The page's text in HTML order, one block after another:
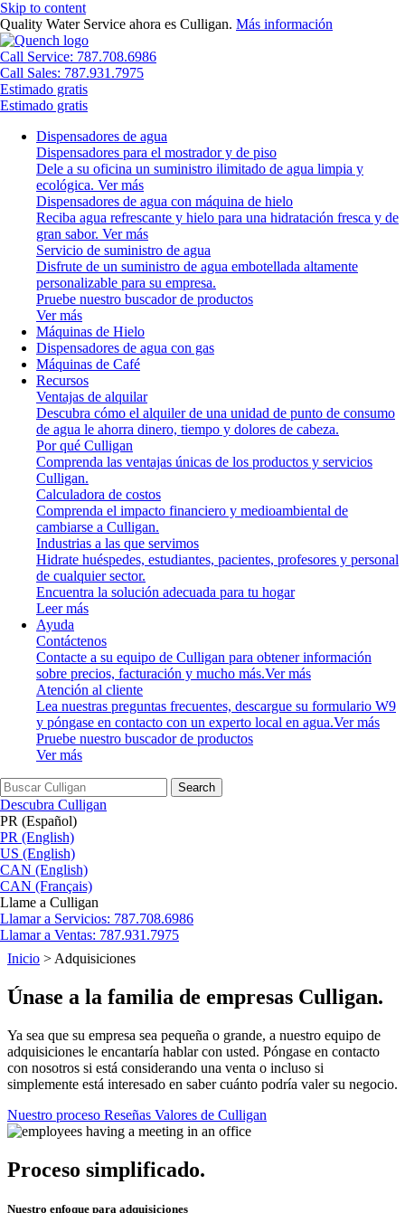
Skip to content
Quality Water Service ahora es Culligan. Más información
Call Service: 787.708.6986
Call Sales: 787.931.7975
Estimado gratis
Estimado gratis
Dispensadores de agua
Dispensadores para el mostrador y de piso
Dele a su oficina un suministro ilimitado de agua limpia y
ecológica. Ver más
Dispensadores de agua con máquina de hielo
Reciba agua refrescante y hielo para una hidratación fresca y de
gran sabor. Ver más
Servicio de suministro de agua
Disfrute de un suministro de agua embotellada altamente
personalizable para su empresa.
Pruebe nuestro buscador de productos
Ver más
Máquinas de Hielo
Dispensadores de agua con gas
Máquinas de Café
Recursos
Ventajas de alquilar
Descubra cómo el alquiler de una unidad de punto de consumo
de agua le ahorra dinero, tiempo y dolores de cabeza.
Por qué Culligan
Comprenda las ventajas únicas de los productos y servicios
Culligan.
Calculadora de costos
Comprenda el impacto financiero y medioambiental de
cambiarse a Culligan.
Industrias a las que servimos
Hidrate huéspedes, estudiantes, pacientes, profesores y personal
de cualquier sector.
Encuentra la solución adecuada para tu hogar
Leer más
Ayuda
Contáctenos
Contacte a su equipo de Culligan para obtener información
sobre precios, facturación y mucho más.Ver más
Atención al cliente
Lea nuestras preguntas frecuentes, descargue su formulario W9
y póngase en contacto con un experto local en agua.Ver más
Pruebe nuestro buscador de productos
Ver más
Search
Descubra Culligan
PR (Español)
PR (English)
US (English)
CAN (English)
CAN (Français)
Llame a Culligan
Llamar a Servicios: 787.708.6986
Llamar a Ventas: 787.931.7975
Inicio > Adquisiciones
Únase a la familia de empresas Culligan.
Ya sea que su empresa sea pequeña o grande, a nuestro equipo de
adquisiciones le encantaría hablar con usted. Póngase en contacto
con nosotros si está considerando una venta o incluso si
simplemente está interesado en saber cuánto podría valer su negocio.
Nuestro proceso Reseñas Valores de Culligan
Proceso simplificado.
Nuestro enfoque para adquisiciones